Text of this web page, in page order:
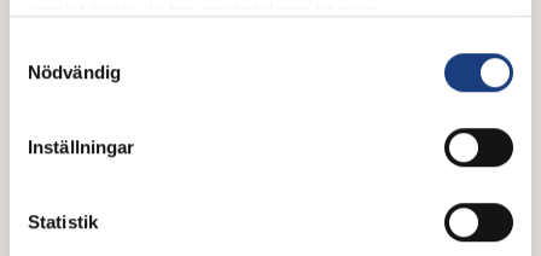
Nödvändig
Inställningar
Statistik
av samtal om hästar, islandshästar och travsport.
Hovslageri